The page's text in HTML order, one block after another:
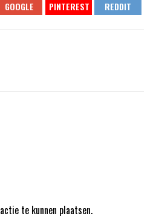
te kunnen plaatsen.